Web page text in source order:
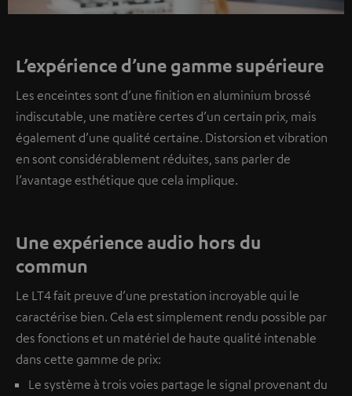
L’expérience d’une gamme supérieure
Les enceintes sont d’une finition en aluminium brossé
indiscutable, une matière certes d’un certain prix, mais
également d’une qualité certaine. Distorsion et vibration
en sont considérablement réduites, sans parler de
l’avantage esthétique que cela implique.
Une expérience audio hors du
commun
Le LT4 fait preuve d’une prestation incroyable qui le
caractérise bien. Cela est simplement rendu possible par
des fonctions et un matériel de haute qualité intenable
dans cette gamme de prix:
Le système à trois voies partage le signal provenant du